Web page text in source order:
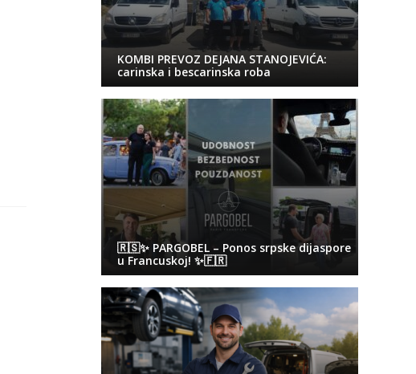
KOMBI PREVOZ DEJANA STANOJEVIĆA:
carinska i bescarinska roba
🇷🇸✨ PARGOBEL – Ponos srpske dijaspore
u Francuskoj! ✨🇫🇷